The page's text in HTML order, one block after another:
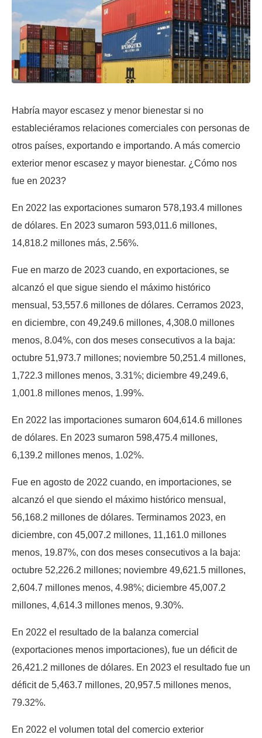
Habría mayor escasez y menor bienestar si no
estableciéramos relaciones comerciales con personas de
otros países, exportando e importando. A más comercio
exterior menor escasez y mayor bienestar. ¿Cómo nos
fue en 2023?
En 2022 las exportaciones sumaron 578,193.4 millones
de dólares. En 2023 sumaron 593,011.6 millones,
14,818.2 millones más, 2.56%.
Fue en marzo de 2023 cuando, en exportaciones, se
alcanzó el que sigue siendo el máximo histórico
mensual, 53,557.6 millones de dólares. Cerramos 2023,
en diciembre, con 49,249.6 millones, 4,308.0 millones
menos, 8.04%, con dos meses consecutivos a la baja:
octubre 51,973.7 millones; noviembre 50,251.4 millones,
1,722.3 millones menos, 3.31%; diciembre 49,249.6,
1,001.8 millones menos, 1.99%.
En 2022 las importaciones sumaron 604,614.6 millones
de dólares. En 2023 sumaron 598,475.4 millones,
6,139.2 millones menos, 1.02%.
Fue en agosto de 2022 cuando, en importaciones, se
alcanzó el que siendo el máximo histórico mensual,
56,168.2 millones de dólares. Terminamos 2023, en
diciembre, con 45,007.2 millones, 11,161.0 millones
menos, 19.87%, con dos meses consecutivos a la baja:
octubre 52,226.2 millones; noviembre 49,621.5 millones,
2,604.7 millones menos, 4.98%; diciembre 45,007.2
millones, 4,614.3 millones menos, 9.30%.
En 2022 el resultado de la balanza comercial
(exportaciones menos importaciones), fue un déficit de
26,421.2 millones de dólares. En 2023 el resultado fue un
déficit de 5,463.7 millones, 20,957.5 millones menos,
79.32%.
En 2022 el volumen total del comercio exterior